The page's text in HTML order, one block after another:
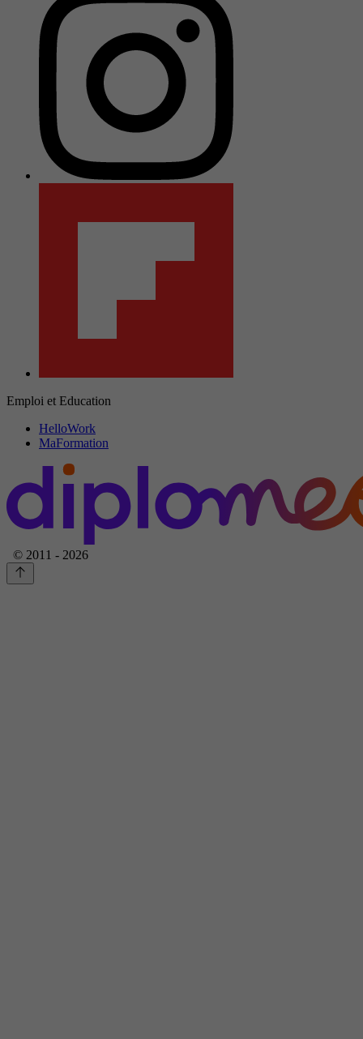
Emploi et Education
HelloWork
MaFormation
© 2011 - 2026